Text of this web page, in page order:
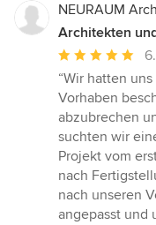
NEURAUM
Architekten
Bewertung:
5
von
5
Sternen
“Wir hatten
Vorhaben
abzubrechen
suchten wir
Projekt vom
nach
nach unseren
angepasst und